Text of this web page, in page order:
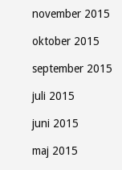
november 2015
oktober 2015
september 2015
juli 2015
juni 2015
maj 2015